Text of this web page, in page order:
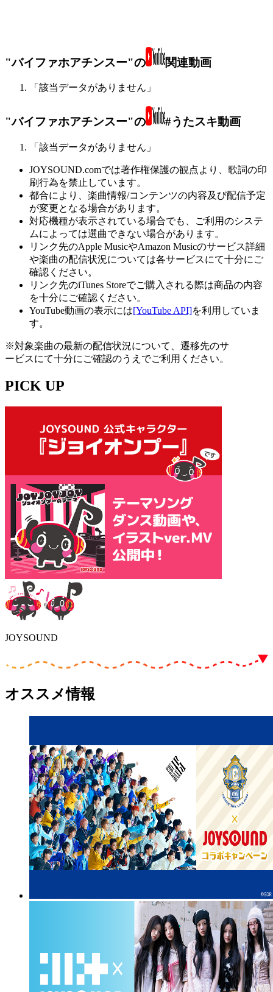
"バイファホアチンスー"の 関連動画
「該当データがありません」
"バイファホアチンスー"の #うたスキ動画
「該当データがありません」
JOYSOUND.comでは著作権保護の観点より、歌詞の印
刷行為を禁止しています。
都合により、楽曲情報/コンテンツの内容及び配信予定
が変更となる場合があります。
対応機種が表示されている場合でも、ご利用のシステ
ムによっては選曲できない場合があります。
リンク先のApple MusicやAmazon Musicのサービス詳細
や楽曲の配信状況については各サービスにて十分にご
確認ください。
リンク先のiTunes Storeでご購入される際は商品の内容
を十分にご確認ください。
YouTube動画の表示には[YouTube API]を利用していま
す。
※対象楽曲の最新の配信状況について、遷移先のサ
ービスにて十分にご確認のうえでご利用ください。
PICK UP
JOYSOUND
オススメ情報